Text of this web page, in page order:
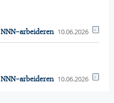
NNN-arbeideren 10.06.2026
NNN-arbeideren 10.06.2026